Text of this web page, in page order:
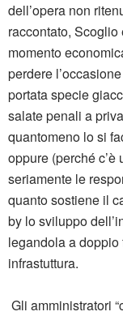
dell’opera non
raccontato,
momento
perdere
portata specie
salate penali a
quantomeno lo si
oppure (perché c’è
seriamente le
quanto sostiene il
by lo sviluppo
legandola a
infrastuttura.
Gli amministratori